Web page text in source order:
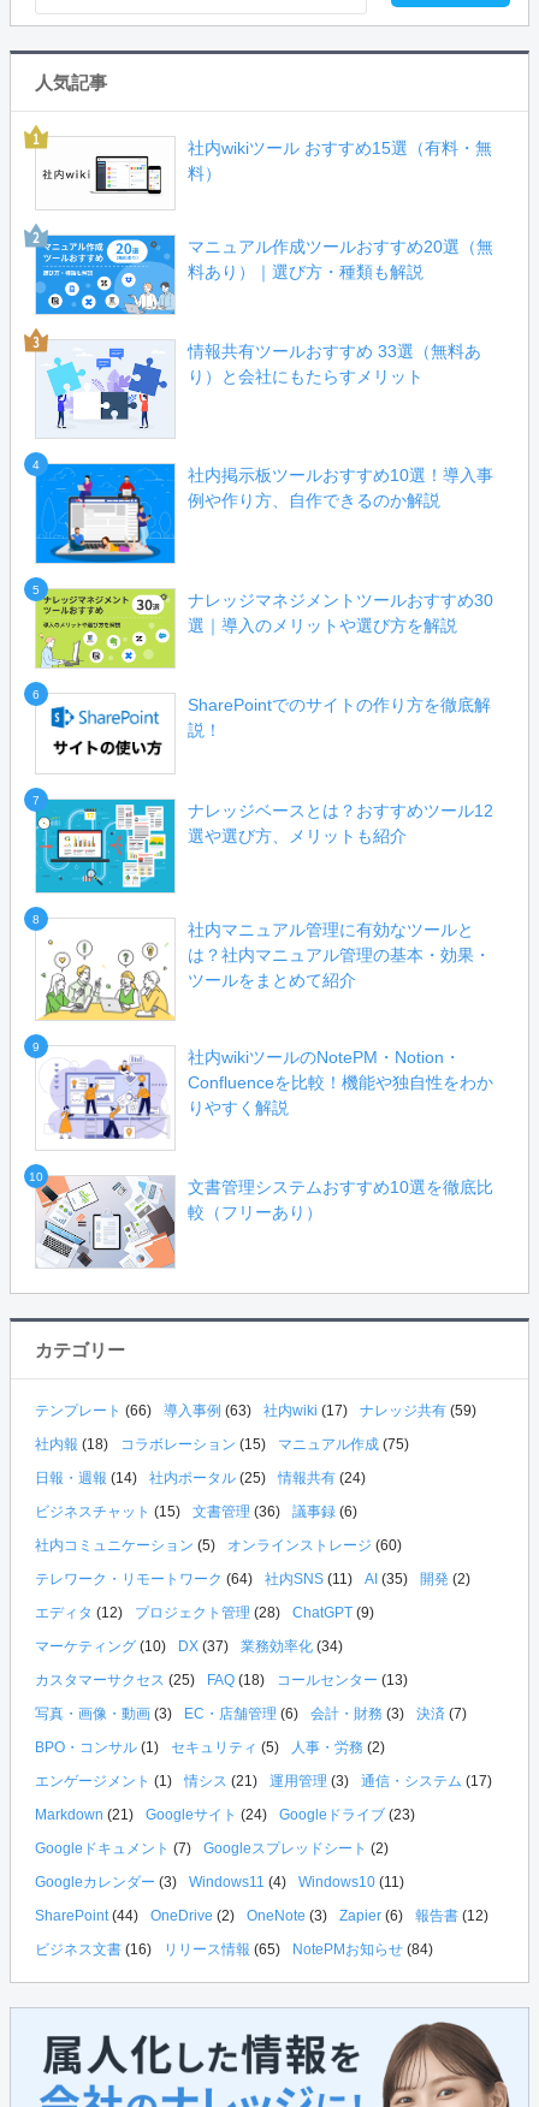
人気記事
社内wikiツール おすすめ15選（有料・無
料）
マニュアル作成ツールおすすめ20選（無
料あり）｜選び方・種類も解説
情報共有ツールおすすめ 33選（無料あ
り）と会社にもたらすメリット
4
社内掲示板ツールおすすめ10選！導入事
例や作り方、自作できるのか解説
5
ナレッジマネジメントツールおすすめ30
選｜導入のメリットや選び方を解説
6
SharePointでのサイトの作り方を徹底解
説！
7
ナレッジベースとは？おすすめツール12
選や選び方、メリットも紹介
8
社内マニュアル管理に有効なツールと
は？社内マニュアル管理の基本・効果・
ツールをまとめて紹介
9
社内wikiツールのNotePM・Notion・
Confluenceを比較！機能や独自性をわか
りやすく解説
10
文書管理システムおすすめ10選を徹底比
較（フリーあり）
カテゴリー
テンプレート (66) 導入事例 (63) 社内wiki (17) ナレッジ共有 (59)
社内報 (18) コラボレーション (15) マニュアル作成 (75)
日報・週報 (14) 社内ポータル (25) 情報共有 (24)
ビジネスチャット (15) 文書管理 (36) 議事録 (6)
社内コミュニケーション (5) オンラインストレージ (60)
テレワーク・リモートワーク (64) 社内SNS (11) AI (35) 開発 (2)
エディタ (12) プロジェクト管理 (28) ChatGPT (9)
マーケティング (10) DX (37) 業務効率化 (34)
カスタマーサクセス (25) FAQ (18) コールセンター (13)
写真・画像・動画 (3) EC・店舗管理 (6) 会計・財務 (3) 決済 (7)
BPO・コンサル (1) セキュリティ (5) 人事・労務 (2)
エンゲージメント (1) 情シス (21) 運用管理 (3) 通信・システム (17)
Markdown (21) Googleサイト (24) Googleドライブ (23)
Googleドキュメント (7) Googleスプレッドシート (2)
Googleカレンダー (3) Windows11 (4) Windows10 (11)
SharePoint(44) OneDrive (2) OneNote (3) Zapier (6) 報告書 (12)
ビジネス文書 (16) リリース情報 (65) NotePMお知らせ (84)